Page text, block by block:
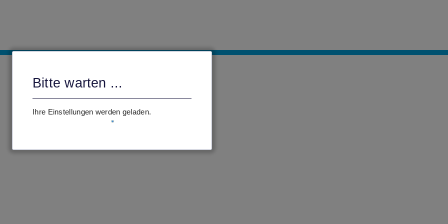
Bitte warten ...
Ihre Einstellungen werden geladen.